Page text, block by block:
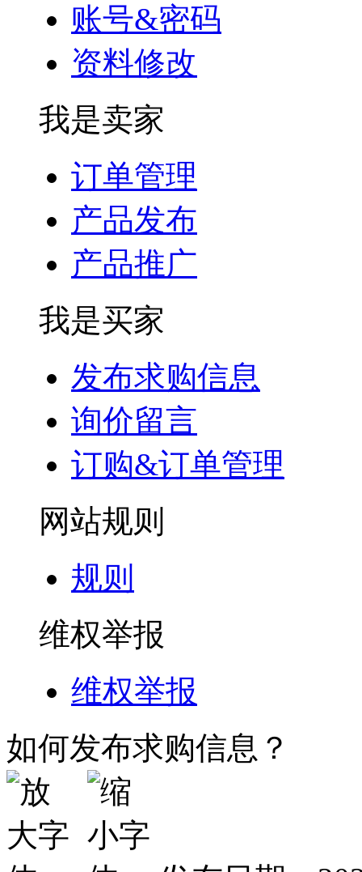
账号&密码
资料修改
我是卖家
订单管理
产品发布
产品推广
我是买家
发布求购信息
询价留言
订购&订单管理
网站规则
规则
维权举报
维权举报
如何发布求购信息？